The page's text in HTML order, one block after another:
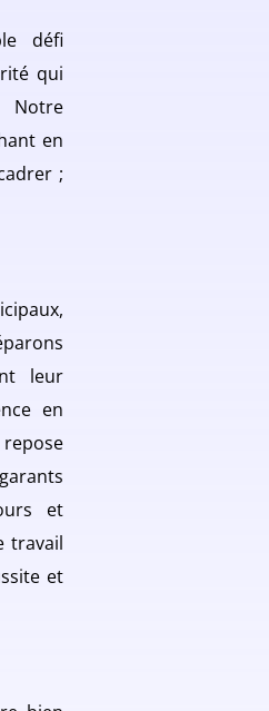
défi
qui
Notre
en
;
leur
en
et
travail
et